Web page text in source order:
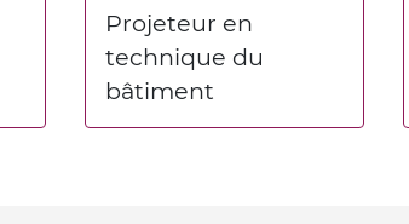
Projeteur en
technique du
bâtiment